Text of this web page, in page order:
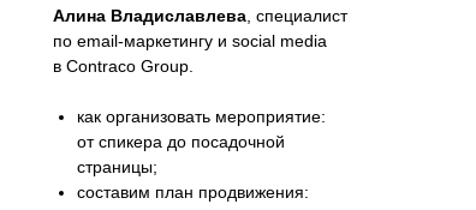
Алина Владиславлева , специалист
по email-маркетингу и social media
в Contraco Group.
как организовать мероприятие:
от спикера до посадочной
страницы;
составим план продвижения: